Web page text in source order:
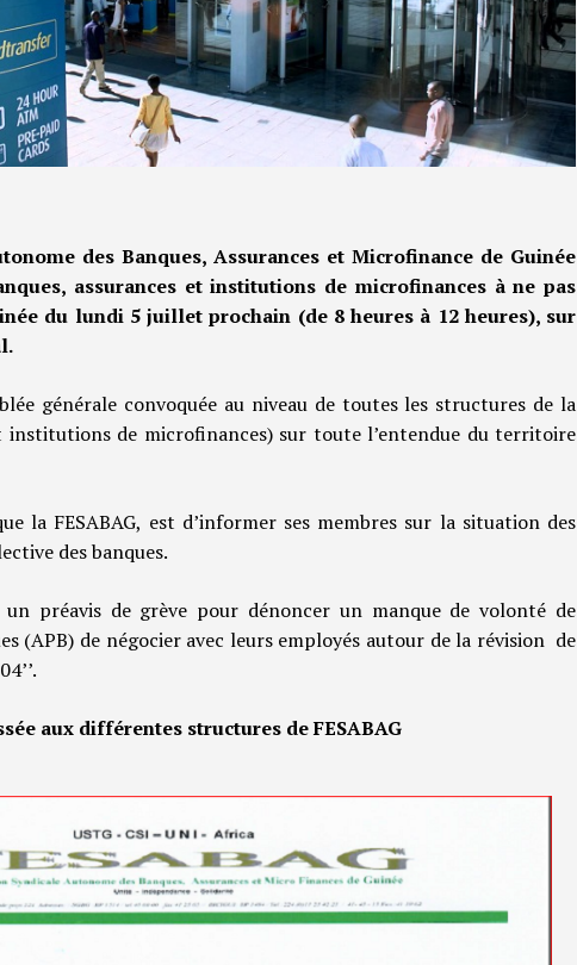
des Banques, Assurances et Microfinance de Guinée
assurances et institutions de microfinances à ne pas
du lundi 5 juillet prochain (de 8 heures à 12 heures), sur
générale convoquée au niveau de toutes les structures de la
institutions de microfinances) sur toute l’entendue du territoire
la FESABAG, est d’informer ses membres sur la situation des
des banques.
un préavis de grève pour dénoncer un manque de volonté de
(APB) de négocier avec leurs employés autour de la révision de
aux différentes structures deFESABAG